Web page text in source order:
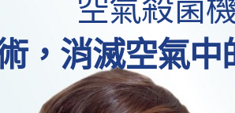
，消滅空氣中